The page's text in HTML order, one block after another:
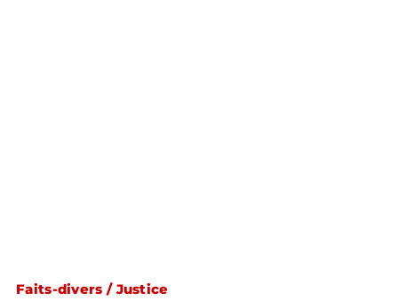
Faits-divers / Justice